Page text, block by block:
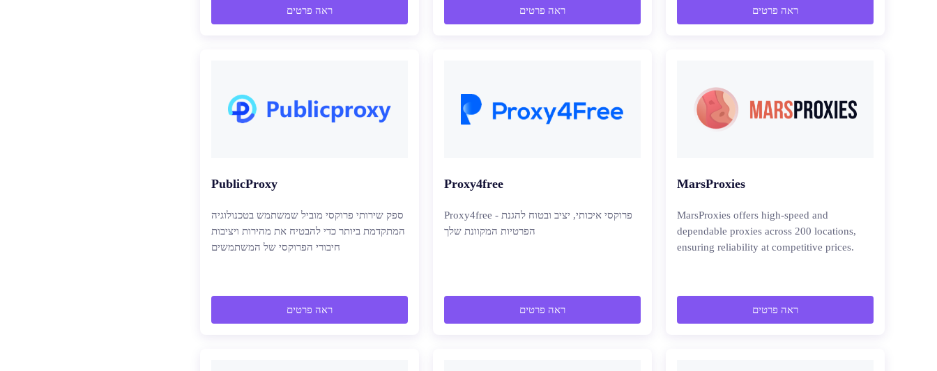
ראה פרטים ראה פרטים ראה פרטים
PublicProxy
ספק שירותי פרוקסי מוביל שמשתמש בטכנולוגיה
המתקדמת ביותר כדי להבטיח את מהירות ויציבות
חיבורי הפרוקסי של המשתמשים
ראה פרטים
Proxy4free
Proxy4free - פרוקסי איכותי, יציב ובטוח להגנת
הפרטיות המקוונת שלך
ראה פרטים
MarsProxies
MarsProxies offers high-speed and
dependable proxies across 200 locations,
ensuring reliability at competitive prices.
ראה פרטים